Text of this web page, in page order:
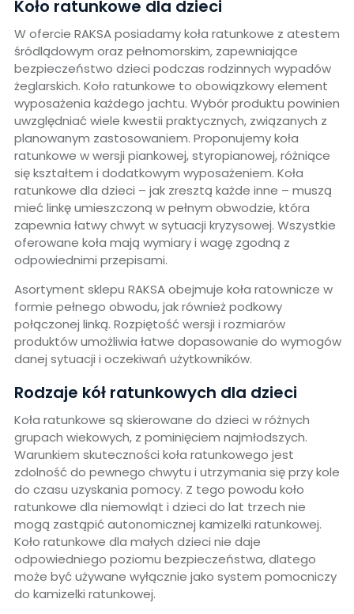
Koło ratunkowe dla dzieci
W ofercie RAKSA posiadamy koła ratunkowe z atestem
śródlądowym oraz pełnomorskim, zapewniające
bezpieczeństwo dzieci podczas rodzinnych wypadów
żeglarskich. Koło ratunkowe to obowiązkowy element
wyposażenia każdego jachtu. Wybór produktu powinien
uwzględniać wiele kwestii praktycznych, związanych z
planowanym zastosowaniem. Proponujemy koła
ratunkowe w wersji piankowej, styropianowej, różniące
się kształtem i dodatkowym wyposażeniem. Koła
ratunkowe dla dzieci – jak zresztą każde inne – muszą
mieć linkę umieszczoną w pełnym obwodzie, która
zapewnia łatwy chwyt w sytuacji kryzysowej. Wszystkie
oferowane koła mają wymiary i wagę zgodną z
odpowiednimi przepisami.
Asortyment sklepu RAKSA obejmuje koła ratownicze w
formie pełnego obwodu, jak również podkowy
połączonej linką. Rozpiętość wersji i rozmiarów
produktów umożliwia łatwe dopasowanie do wymogów
danej sytuacji i oczekiwań użytkowników.
Rodzaje kół ratunkowych dla dzieci
Koła ratunkowe są skierowane do dzieci w różnych
grupach wiekowych, z pominięciem najmłodszych.
Warunkiem skuteczności koła ratunkowego jest
zdolność do pewnego chwytu i utrzymania się przy kole
do czasu uzyskania pomocy. Z tego powodu koło
ratunkowe dla niemowląt i dzieci do lat trzech nie
mogą zastąpić autonomicznej kamizelki ratunkowej.
Koło ratunkowe dla małych dzieci nie daje
odpowiedniego poziomu bezpieczeństwa, dlatego
może być używane wyłącznie jako system pomocniczy
do kamizelki ratunkowej.